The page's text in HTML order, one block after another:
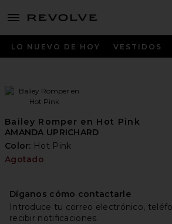
menu - shows more content
LO NUEVO DE HOY VESTIDOS
Bailey Romper en Hot Pink
AMANDA UPRICHARD
Color: Hot Pink
Agotado
Díganos cómo contactarle
Introduce tu correo electrónico,
recibir notificaciones.